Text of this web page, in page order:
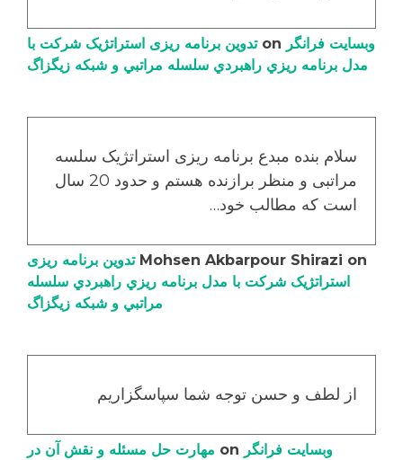
وبسایت فرانگر
تدوین برنامه ریزی استراتژیک شرکت با
مدل برنامه ریزي راهبردي سلسله مراتبي و شبکه زیگزاگ
سلام بنده مبدع برنامه ریزی استراتژیک سلسه
مراتبی و منظر برازنده هستم و حدود 20 سال
است که مطالب خود…
Mohsen Akbarpour Shirazi on
تدوین برنامه ریزی
استراتژیک شرکت با مدل برنامه ریزي راهبردي سلسله
مراتبي و شبکه زیگزاگ
از لطف و حسن توجه شما سپاسگزاریم
وبسایت فرانگر
مهارت حل مسئله و نقش آن در